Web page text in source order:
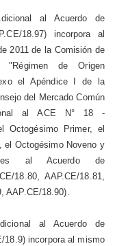
al Acuerdo de
18.97) incorpora al
2011 de la Comisión de
"Régimen de Origen
el Apéndice I de la
del Mercado Común
al ACE N° 18 -
Octogésimo Primer, el
el Octogésimo Noveno y
al Acuerdo de
18.80, AAP.CE/18.81,
AAP.CE/18.90).
al Acuerdo de
18.9) incorpora al mismo